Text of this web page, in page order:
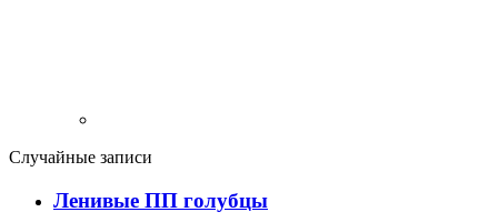
Случайные записи
Ленивые ПП голубцы